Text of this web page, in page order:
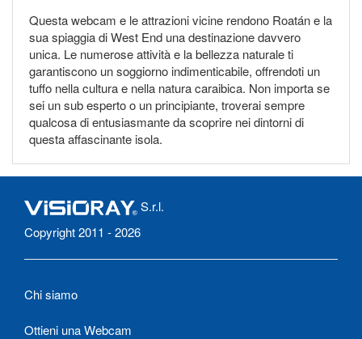
Questa webcam e le attrazioni vicine rendono Roatán e la
sua spiaggia di West End una destinazione davvero
unica. Le numerose attività e la bellezza naturale ti
garantiscono un soggiorno indimenticabile, offrendoti un
tuffo nella cultura e nella natura caraibica. Non importa se
sei un sub esperto o un principiante, troverai sempre
qualcosa di entusiasmante da scoprire nei dintorni di
questa affascinante isola.
S.r.l.
Copyright 2011 - 2026
Chi siamo
Ottieni una Webcam